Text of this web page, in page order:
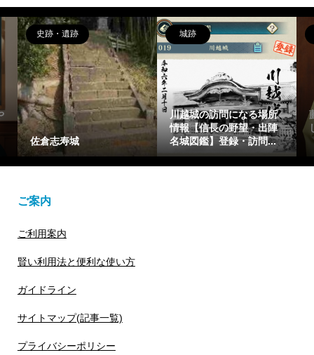
史跡・遺跡
佐倉志寿城
城跡
川越城の訪問になる場所
情報【信長の野望・出陣
名城図鑑】登録・訪問...
ご案内
ご利用案内
賢い利用法と便利な使い方
ガイドライン
サイトマップ(記事一覧)
プライバシーポリシー